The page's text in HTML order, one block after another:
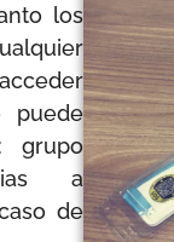
los
puede
grupo
a
de